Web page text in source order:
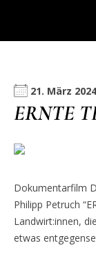
21. März 2024
ERNTE
Dokumentarfilm
Philipp Petruch
Landwirt:innen,
etwas